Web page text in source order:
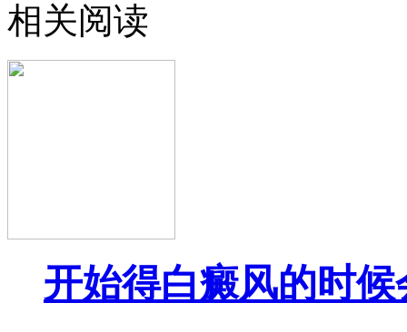
相关阅读
开始得白癜风的时